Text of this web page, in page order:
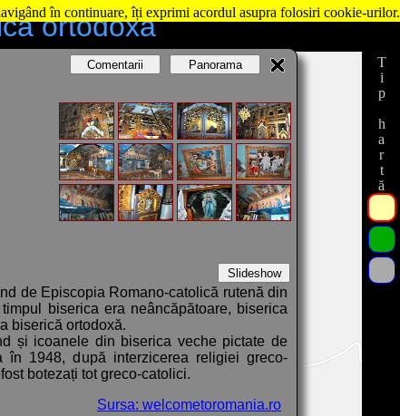
în continuare, îți exprimi acordul asupra folosiri cookie-urilor.
ortodoxă
de Episcopia Romano-catolică rutenă din
biserica era neâncăpătoare, biserica
biserică ortodoxă.
și icoanele din biserica veche pictate de
în 1948, după interzicerea religiei greco-
botezați tot greco-catolici.
Sursa: welcometoromania.ro
Slideshow
Comentarii Panorama Tip hartă